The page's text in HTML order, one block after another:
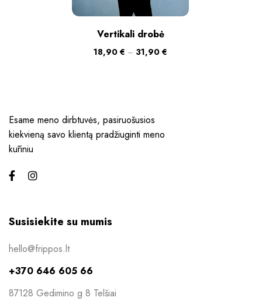
Vertikali drobė
18,90 € – 31,90 €
Esame meno dirbtuvės, pasiruošusios
kiekvieną savo klientą pradžiuginti meno
kūriniu
Susisiekite su mumis
hello@frippos.lt
+370 646 605 66
87128 Gedimino g 8 Telšiai